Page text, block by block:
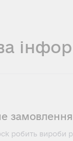
замовлення
робить вироби